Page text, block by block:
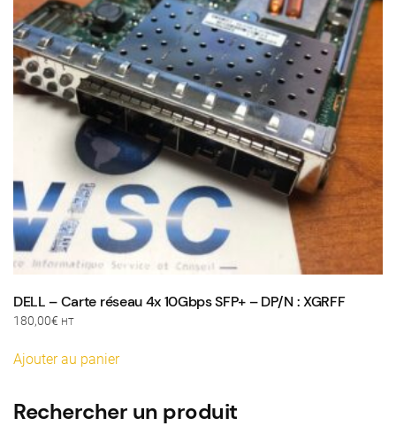
DELL – Carte réseau 4x 10Gbps SFP+ – DP/N : XGRFF
180,00€ HT
Ajouter au panier
Rechercher un produit